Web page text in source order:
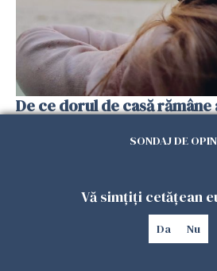
De ce dorul de casă rămâne
Leca, explicații pe înțelesul
SONDAJ DE
Vă simțiți cetățean
Da Nu